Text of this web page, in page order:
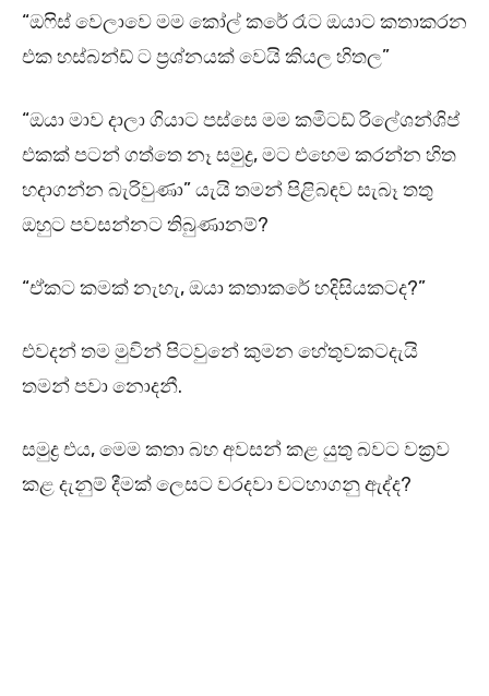
“ඔෆිස් වෙලාවෙ මම කෝල් කරේ රෑට ඔයාට කතාකරන
එක හස්බන්ඩ් ට ප්‍රශ්නයක් වෙයි කියල හිතල”
“ඔයා මාව දාලා ගියාට පස්සෙ මම කමිටඩ් රිලේශන්ශිප්
එකක් පටන් ගත්තෙ නෑ සමුද්‍ර, මට එහෙම කරන්න හිත
හදාගන්න බැරිවුණා” යැයි තමන් පිළිබඳව සැබෑ තතු
ඔහුට පවසන්නට තිබුණානම්?
“ඒකට කමක් නැහැ, ඔයා කතාකරේ හදිසියකටද?”
එවදන් තම මුවින් පිටවුනේ කුමන හේතුවකටදැයි
තමන් පවා නොදනී.
සමුද්‍ර එය, මෙම කතා බහ අවසන් කළ යුතු බවට වක්‍රව
කළ දැනුම් දීමක් ලෙසට වරදවා වටහාගනු ඇද්ද?